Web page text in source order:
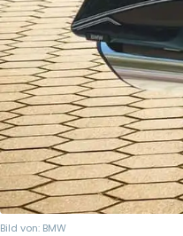
Bild von: BMW